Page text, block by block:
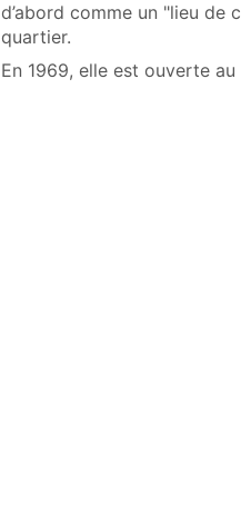
d’abord comme un "lieu de
quartier.
En 1969, elle est ouverte